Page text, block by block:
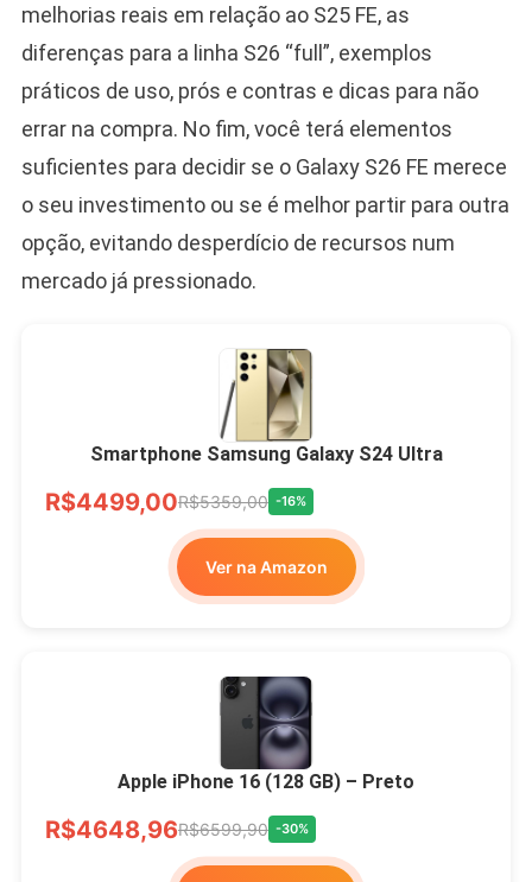
melhorias reais em relação ao S25 FE, as
diferenças para a linha S26 “full”, exemplos
práticos de uso, prós e contras e dicas para não
errar na compra. No fim, você terá elementos
suficientes para decidir se o Galaxy S26 FE merece
o seu investimento ou se é melhor partir para outra
opção, evitando desperdício de recursos num
mercado já pressionado.
Smartphone Samsung Galaxy S24 Ultra
R$4499,00R$5359,00 -16%
Ver na Amazon
Apple iPhone 16 (128 GB) – Preto
R$4648,96R$6599,90 -30%